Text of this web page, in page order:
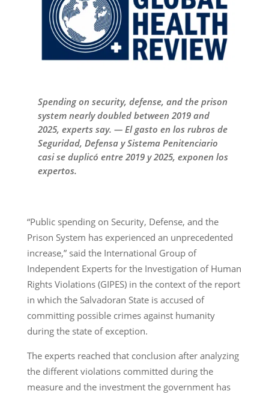
Spending on security, defense, and the prison
system nearly doubled between 2019 and
2025, experts say. — El gasto en los rubros de
Seguridad, Defensa y Sistema Penitenciario
casi se duplicó entre 2019 y 2025, exponen los
expertos.
“Public spending on Security, Defense, and the
Prison System has experienced an unprecedented
increase,” said the International Group of
Independent Experts for the Investigation of Human
Rights Violations (GIPES) in the context of the report
in which the Salvadoran State is accused of
committing possible crimes against humanity
during the state of exception.
The experts reached that conclusion after analyzing
the different violations committed during the
measure and the investment the government has